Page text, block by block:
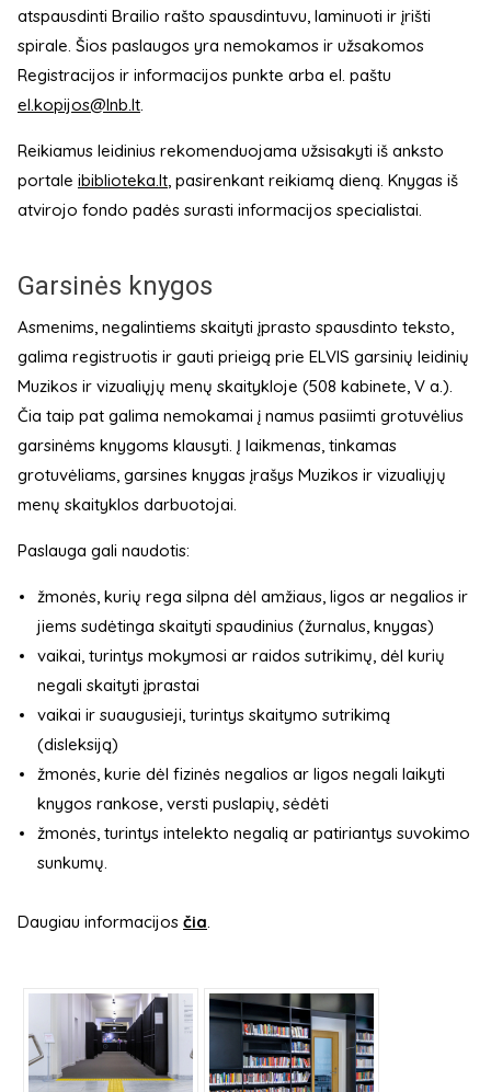
atspausdinti Brailio rašto spausdintuvu, laminuoti ir įrišti
spirale. Šios paslaugos yra nemokamos ir užsakomos
Registracijos ir informacijos punkte arba el. paštu
el.kopijos@lnb.lt
Reikiamus leidinius rekomenduojama užsisakyti iš anksto
portale ibiblioteka.lt , pasirenkant reikiamą dieną. Knygas iš
atvirojo fondo padės surasti informacijos specialistai.
Garsinės knygos
Asmenims, negalintiems skaityti įprasto spausdinto teksto,
galima registruotis ir gauti prieigą prie ELVIS garsinių leidinių
Muzikos ir vizualiųjų menų skaitykloje (508 kabinete, V a.).
Čia taip pat galima nemokamai į namus pasiimti grotuvėlius
garsinėms knygoms klausyti. Į laikmenas, tinkamas
grotuvėliams, garsines knygas įrašys Muzikos ir vizualiųjų
menų skaityklos darbuotojai.
Paslauga gali naudotis:
žmonės, kurių rega silpna dėl amžiaus, ligos ar negalios ir
jiems sudėtinga skaityti spaudinius (žurnalus, knygas)
vaikai, turintys mokymosi ar raidos sutrikimų, dėl kurių
negali skaityti įprastai
vaikai ir suaugusieji, turintys skaitymo sutrikimą
(disleksiją)
žmonės, kurie dėl fizinės negalios ar ligos negali laikyti
knygos rankose, versti puslapių, sėdėti
žmonės, turintys intelekto negalią ar patiriantys suvokimo
sunkumų.
Daugiau informacijos čia